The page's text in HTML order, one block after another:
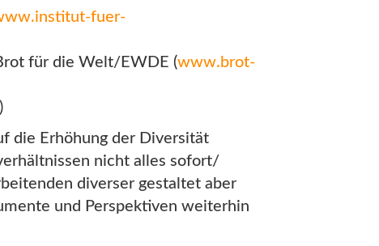
fuer-
für die Welt/EWDE (www.brot-
)
die Erhöhung der Diversität
nicht alles sofort/
diverser gestaltet aber
und Perspektiven weiterhin